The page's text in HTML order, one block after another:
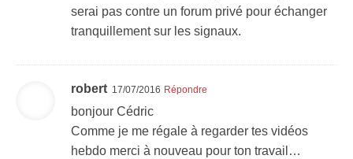
serai pas contre un forum privé pour échanger
tranquillement sur les signaux.
robert 17/07/2016 Répondre
bonjour Cédric
Comme je me régale à regarder tes vidéos
hebdo merci à nouveau pour ton travail…